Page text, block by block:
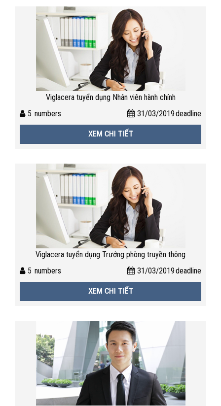
Viglacera tuyển dụng Nhân viên hành chính
5 numbers 31/03/2019deadline
XEM CHI TIẾT
Viglacera tuyển dụng Trưởng phòng truyền thông
5 numbers 31/03/2019deadline
XEM CHI TIẾT